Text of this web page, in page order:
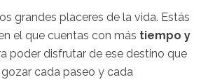
grandes placeres de la vida. Estás
el que cuentas con más tiempo y
poder disfrutar de ese destino que
cada paseo y cada